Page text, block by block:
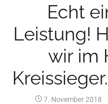
Echt
Leistung!
wir im
7. November 2018